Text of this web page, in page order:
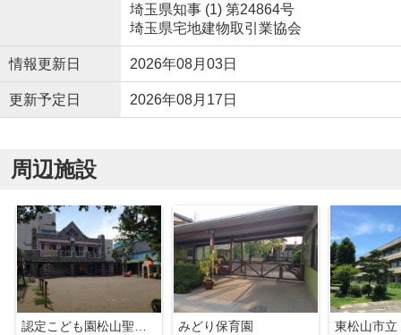
埼玉県知事 (1) 第24864号
埼玉県宅地建物取引業協会
情報更新日 2026年08月03日
更新予定日 2026年08月17日
周辺施設
みどり保育園
東松山市立